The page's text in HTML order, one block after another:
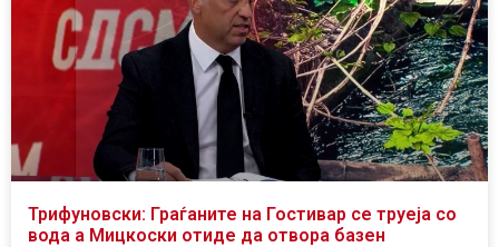
Трифуновски: Граѓаните на Гостивар се труеја со
вода а Мицкоски отиде да отвора базен